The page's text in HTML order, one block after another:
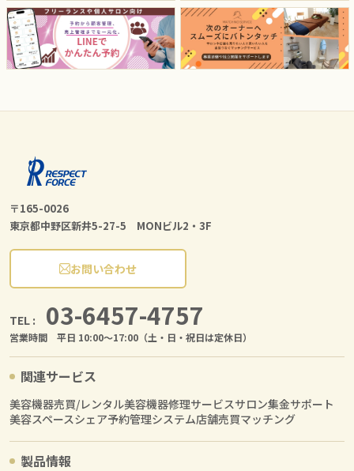
〒165-0026
東京都中野区新井5-27-5 MONビル2・3F
お問い合わせ
TEL : 03-6457-4757
営業時間 平日 10:00〜17:00（土・日・祝日は定休日）
関連サービス
美容機器売買/レンタル美容機器修理サービスサロン集金サポート
美容スペースシェア予約管理システム店舗売買マッチング
製品情報